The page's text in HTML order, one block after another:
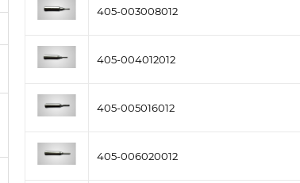
405-003008012
405-004012012
405-005016012
405-006020012